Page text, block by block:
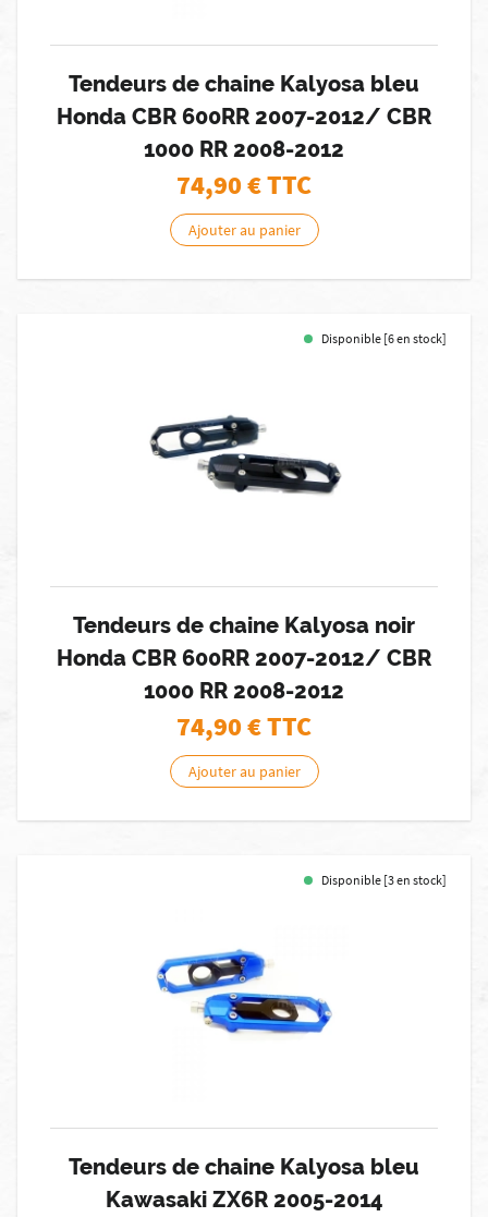
Tendeurs de chaine Kalyosa bleu
Honda CBR 600RR 2007-2012/ CBR
1000 RR 2008-2012
74,90€ TTC
Ajouter au panier
Disponible [6 en stock]
Tendeurs de chaine Kalyosa noir
Honda CBR 600RR 2007-2012/ CBR
1000 RR 2008-2012
74,90€ TTC
Ajouter au panier
Disponible [3 en stock]
Tendeurs de chaine Kalyosa bleu
Kawasaki ZX6R 2005-2014